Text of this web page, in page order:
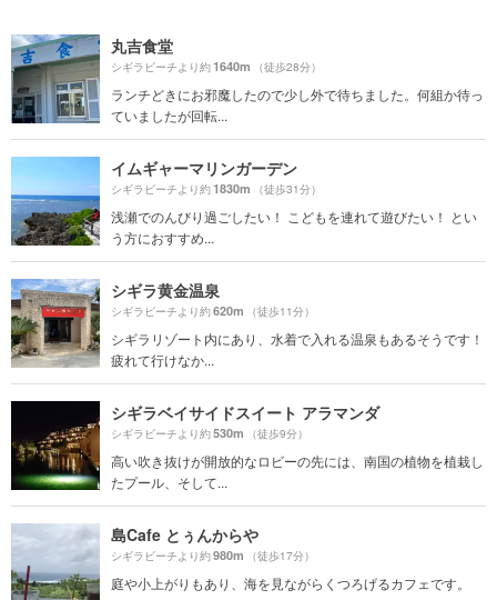
丸吉食堂
シギラビーチより約1640m （徒歩28分）
ランチどきにお邪魔したので少し外で待ちました。何組か待っ
ていましたが回転...
イムギャーマリンガーデン
シギラビーチより約1830m （徒歩31分）
浅瀬でのんびり過ごしたい！ こどもを連れて遊びたい！ とい
う方におすすめ...
シギラ黄金温泉
シギラビーチより約620m （徒歩11分）
シギラリゾート内にあり、水着で入れる温泉もあるそうです！
疲れて行けなか...
シギラベイサイドスイート アラマンダ
シギラビーチより約530m （徒歩9分）
高い吹き抜けが開放的なロビーの先には、南国の植物を植栽し
たプール、そして...
島Cafe とぅんからや
シギラビーチより約980m （徒歩17分）
庭や小上がりもあり、海を見ながらくつろげるカフェです。